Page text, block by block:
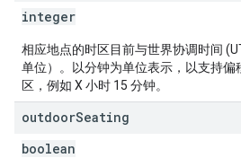
integer
相应地点的时区目前与世界协调时间
单位）。以分钟为单位表示，以支持偏
区，例如 X 小时 15 分钟。
outdoorSeating
boolean